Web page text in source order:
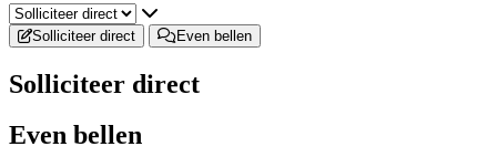
Selecteer een tab
Solliciteer direct Even bellen
Solliciteer direct
Even bellen